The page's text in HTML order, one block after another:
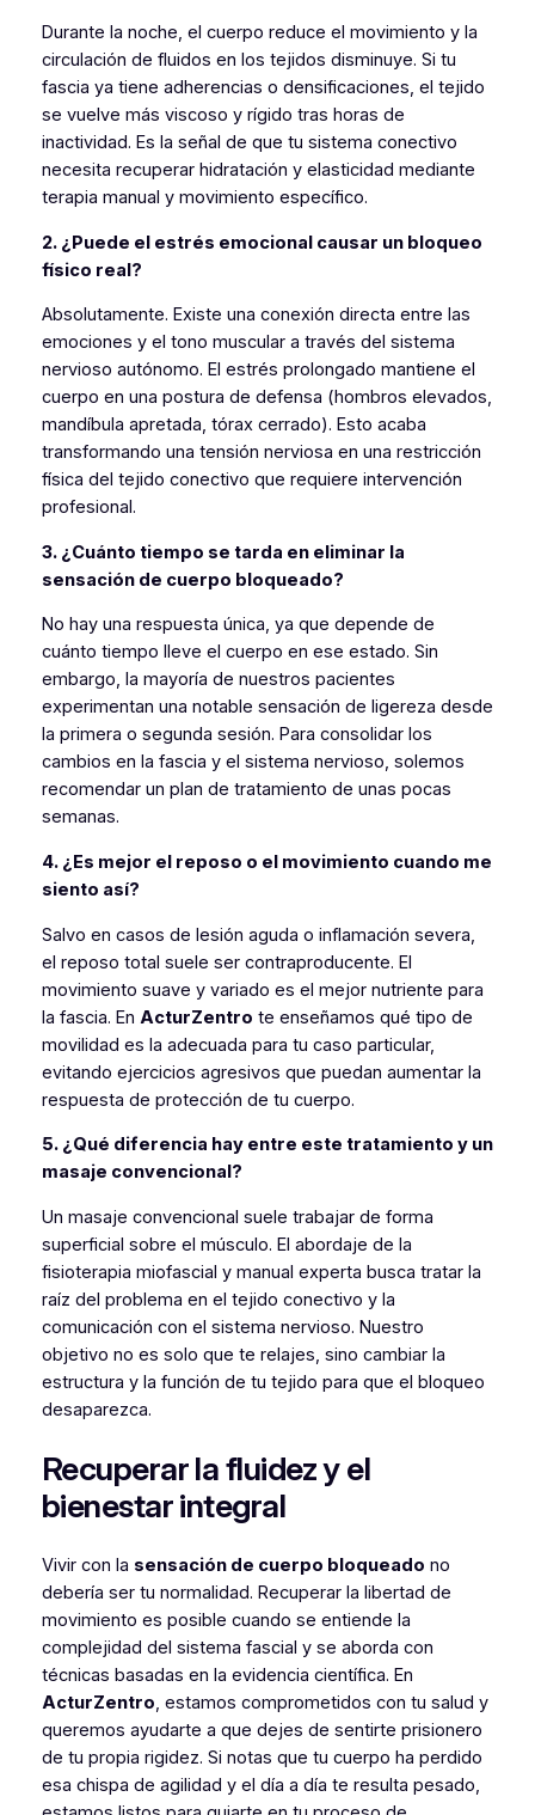
Durante la noche, el cuerpo reduce el movimiento y la
circulación de fluidos en los tejidos disminuye. Si tu
fascia ya tiene adherencias o densificaciones, el tejido
se vuelve más viscoso y rígido tras horas de
inactividad. Es la señal de que tu sistema conectivo
necesita recuperar hidratación y elasticidad mediante
terapia manual y movimiento específico.
2. ¿Puede el estrés emocional causar un bloqueo
físico real?
Absolutamente. Existe una conexión directa entre las
emociones y el tono muscular a través del sistema
nervioso autónomo. El estrés prolongado mantiene el
cuerpo en una postura de defensa (hombros elevados,
mandíbula apretada, tórax cerrado). Esto acaba
transformando una tensión nerviosa en una restricción
física del tejido conectivo que requiere intervención
profesional.
3. ¿Cuánto tiempo se tarda en eliminar la
sensación de cuerpo bloqueado?
No hay una respuesta única, ya que depende de
cuánto tiempo lleve el cuerpo en ese estado. Sin
embargo, la mayoría de nuestros pacientes
experimentan una notable sensación de ligereza desde
la primera o segunda sesión. Para consolidar los
cambios en la fascia y el sistema nervioso, solemos
recomendar un plan de tratamiento de unas pocas
semanas.
4. ¿Es mejor el reposo o el movimiento cuando me
siento así?
Salvo en casos de lesión aguda o inflamación severa,
el reposo total suele ser contraproducente. El
movimiento suave y variado es el mejor nutriente para
la fascia. En ActurZentro te enseñamos qué tipo de
movilidad es la adecuada para tu caso particular,
evitando ejercicios agresivos que puedan aumentar la
respuesta de protección de tu cuerpo.
5. ¿Qué diferencia hay entre este tratamiento y un
masaje convencional?
Un masaje convencional suele trabajar de forma
superficial sobre el músculo. El abordaje de la
fisioterapia miofascial y manual experta busca tratar la
raíz del problema en el tejido conectivo y la
comunicación con el sistema nervioso. Nuestro
objetivo no es solo que te relajes, sino cambiar la
estructura y la función de tu tejido para que el bloqueo
desaparezca.
Recuperar la fluidez y el
bienestar integral
Vivir con la sensación de cuerpo bloqueado no
debería ser tu normalidad. Recuperar la libertad de
movimiento es posible cuando se entiende la
complejidad del sistema fascial y se aborda con
técnicas basadas en la evidencia científica. En
ActurZentro, estamos comprometidos con tu salud y
queremos ayudarte a que dejes de sentirte prisionero
de tu propia rigidez. Si notas que tu cuerpo ha perdido
esa chispa de agilidad y el día a día te resulta pesado,